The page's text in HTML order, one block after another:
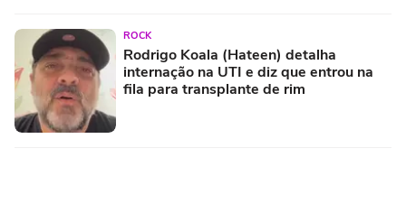
ROCK
Rodrigo Koala (Hateen) detalha
internação na UTI e diz que entrou na
fila para transplante de rim